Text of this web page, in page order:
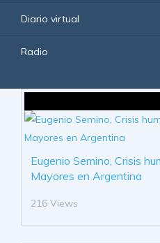
Diario virtual
Radio
Eugenio Semino, Crisis
Mayores en Argentina
216 Views